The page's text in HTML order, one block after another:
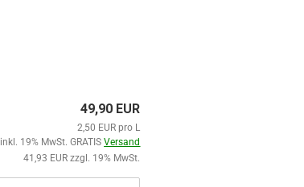
49,90 EUR
2,50 EUR pro L
inkl. 19% MwSt. GRATISVersand
41,93 EUR zzgl. 19% MwSt.